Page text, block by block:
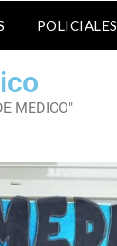
POLICIALES
MEDICO"